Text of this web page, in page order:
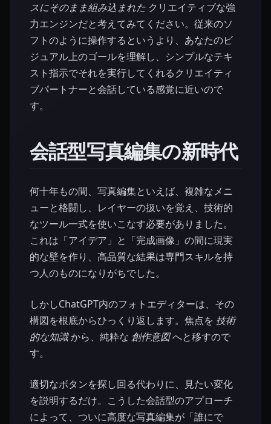
スにそのまま組み込まれた クリエイティブな強
力エンジンだと考えてみてください。従来のソ
フトのように操作するというより、あなたのビ
ジュアル上のゴールを理解し、シンプルなテキ
スト指示でそれを実行してくれるクリエイティ
ブパートナーと会話している感覚に近いので
す。
会話型写真編集の新時代
何十年もの間、写真編集といえば、複雑なメニ
ューと格闘し、レイヤーの扱いを覚え、技術的
なツール一式を使いこなす必要がありました。
これは「アイデア」と「完成画像」の間に現実
的な壁を作り、高品質な結果は専門スキルを持
つ人のものになりがちでした。
しかしChatGPT内のフォトエディターは、その
構図を根底からひっくり返します。焦点を 技術
的な知識から、純粋な 創作意図へと移すので
す。
適切なボタンを探し回る代わりに、見たい変化
を説明するだけ。こうした会話型のアプローチ
によって、ついに高度な写真編集が「誰にで